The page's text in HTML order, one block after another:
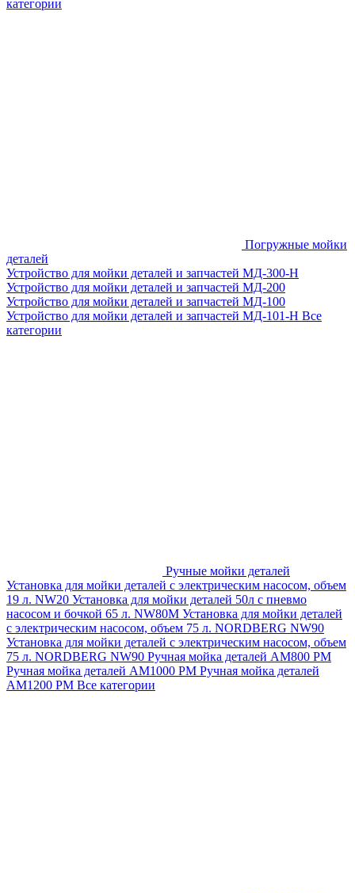
категории
Погружные мойки
деталей
Устройство для мойки деталей и запчастей МД-300-H
Устройство для мойки деталей и запчастей МД-200
Устройство для мойки деталей и запчастей МД-100
Устройство для мойки деталей и запчастей МД-101-Н Все
категории
Ручные мойки деталей
Установка для мойки деталей с электрическим насосом, объем
19 л. NW20 Установка для мойки деталей 50л с пневмо
насосом и бочкой 65 л. NW80M Установка для мойки деталей
с электрическим насосом, объем 75 л. NORDBERG NW90
Установка для мойки деталей с электрическим насосом, объем
75 л. NORDBERG NW90 Ручная мойка деталей АМ800 РМ
Ручная мойка деталей АМ1000 РМ Ручная мойка деталей
АМ1200 РМ Все категории